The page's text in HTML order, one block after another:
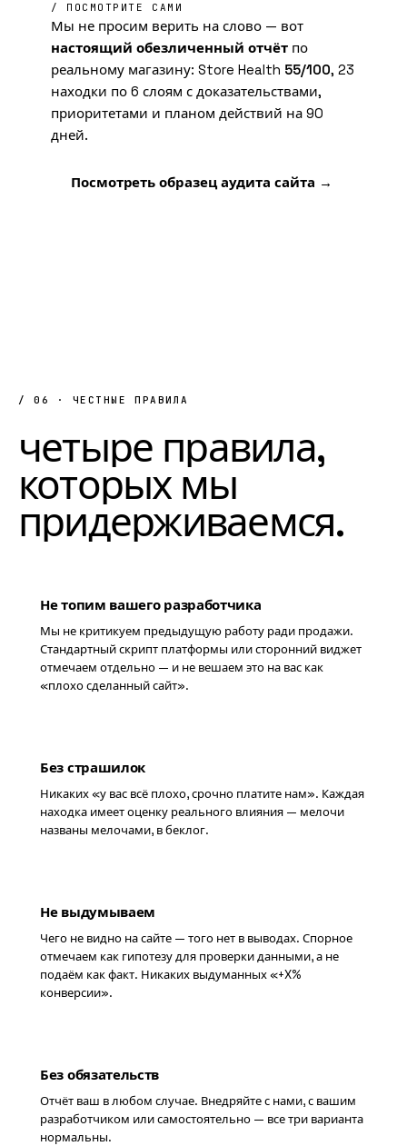
/ ПОСМОТРИТЕ САМИ
Мы не просим верить на слово — вот
настоящий обезличенный отчёт по
реальному магазину: Store Health 55/100, 23
находки по 6 слоям с доказательствами,
приоритетами и планом действий на 90
дней.
Посмотреть образец аудита сайта →
/ 06 · ЧЕСТНЫЕ ПРАВИЛА
четыре правила,
которых мы
придерживаемся.
Не топим вашего разработчика
Мы не критикуем предыдущую работу ради продажи.
Стандартный скрипт платформы или сторонний виджет
отмечаем отдельно — и не вешаем это на вас как
«плохо сделанный сайт».
Без страшилок
Никаких «у вас всё плохо, срочно платите нам». Каждая
находка имеет оценку реального влияния — мелочи
названы мелочами, в беклог.
Не выдумываем
Чего не видно на сайте — того нет в выводах. Спорное
отмечаем как гипотезу для проверки данными, а не
подаём как факт. Никаких выдуманных «+X%
конверсии».
Без обязательств
Отчёт ваш в любом случае. Внедряйте с нами, с вашим
разработчиком или самостоятельно — все три варианта
нормальны.